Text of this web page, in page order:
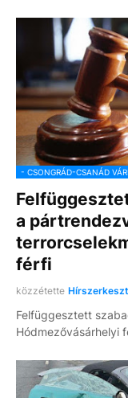
- CSONGRÁD-CSANÁD
a
férfi
közzétette
Felfüggesztett
Hódmezővásárhelyi